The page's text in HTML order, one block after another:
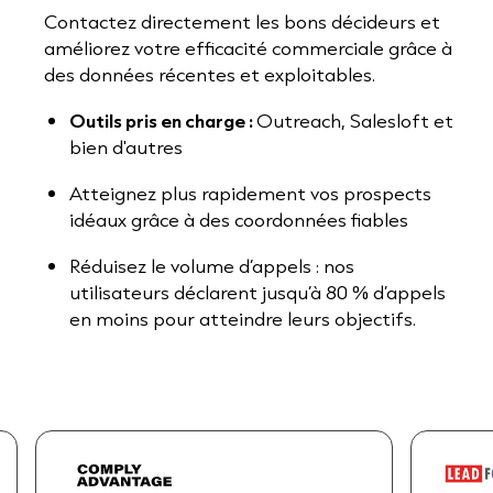
Contactez directement les bons décideurs et
améliorez votre efficacité commerciale grâce à
des données récentes et exploitables.
Outils pris en charge :Outreach, Salesloft et
bien d'autres
Atteignez plus rapidement vos prospects
idéaux grâce à des coordonnées fiables
Réduisez le volume d’appels : nos
utilisateurs déclarent jusqu’à 80 % d’appels
en moins pour atteindre leurs objectifs.